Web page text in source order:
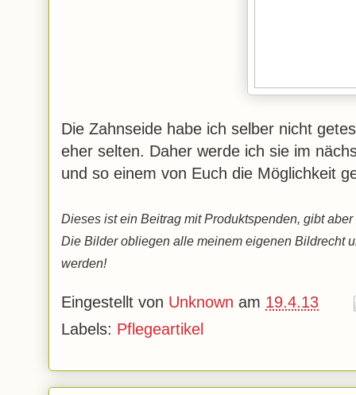
Die Zahnseide habe ich selber nicht
eher selten. Daher werde ich sie im
und so einem von Euch die Möglichkeit
Dieses ist ein Beitrag mit Produktspenden, gibt
Die Bilder obliegen alle meinem eigenen Bildrecht
werden!
Eingestellt von Unknown am 19.4.13
Labels: Pflegeartikel